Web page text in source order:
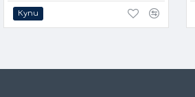
Купи